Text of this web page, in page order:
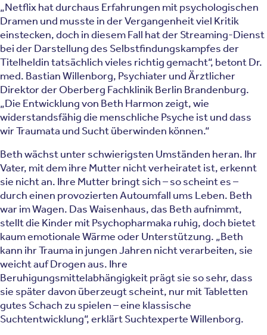
„Netflix hat durchaus Erfahrungen mit psychologischen
Dramen und musste in der Vergangenheit viel Kritik
einstecken, doch in diesem Fall hat der Streaming-Dienst
bei der Darstellung des Selbstfindungskampfes der
Titelheldin tatsächlich vieles richtig gemacht“, betont Dr.
med. Bastian Willenborg, Psychiater und Ärztlicher
Direktor der Oberberg Fachklinik Berlin Brandenburg.
„Die Entwicklung von Beth Harmon zeigt, wie
widerstandsfähig die menschliche Psyche ist und dass
wir Traumata und Sucht überwinden können.“
Beth wächst unter schwierigsten Umständen heran. Ihr
Vater, mit dem ihre Mutter nicht verheiratet ist, erkennt
sie nicht an. Ihre Mutter bringt sich – so scheint es –
durch einen provozierten Autoumfall ums Leben. Beth
war im Wagen. Das Waisenhaus, das Beth aufnimmt,
stellt die Kinder mit Psychopharmaka ruhig, doch bietet
kaum emotionale Wärme oder Unterstützung. „Beth
kann ihr Trauma in jungen Jahren nicht verarbeiten, sie
weicht auf Drogen aus. Ihre
Beruhigungsmittelabhängigkeit prägt sie so sehr, dass
sie später davon überzeugt scheint, nur mit Tabletten
gutes Schach zu spielen – eine klassische
Suchtentwicklung“, erklärt Suchtexperte Willenborg.